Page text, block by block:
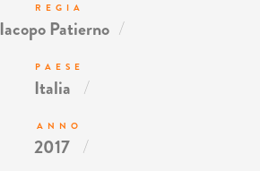
REGIA
Iacopo Patierno /
PAESE
Italia /
ANNO
2017 /